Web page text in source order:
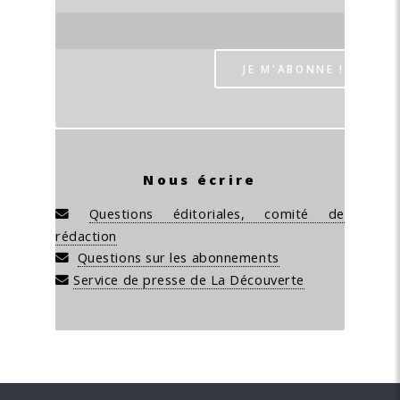
Nous écrire
Questions éditoriales, comité de
rédaction
Questions sur les abonnements
Service de presse de La Découverte